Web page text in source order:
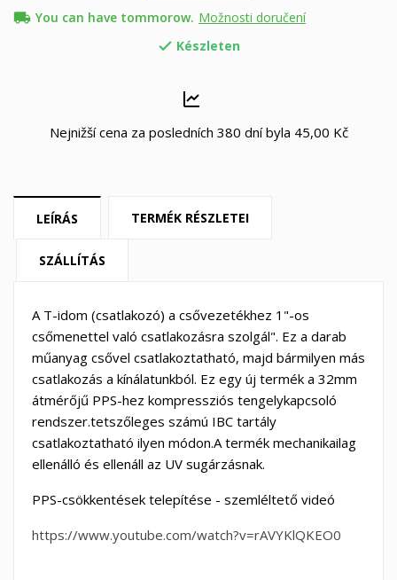
local_shipping You can have tommorow. Možnosti doručení
 Készleten
Nejnižší cena za posledních 380 dní byla 45,00 Kč
LEÍRÁS TERMÉK RÉSZLETEI
SZÁLLÍTÁS
A T-idom (csatlakozó) a csővezetékhez 1"-os
csőmenettel való csatlakozásra szolgál". Ez a darab
műanyag csővel csatlakoztatható, majd bármilyen más
csatlakozás a kínálatunkból. Ez egy új termék a 32mm
átmérőjű PPS-hez kompressziós tengelykapcsoló
rendszer.tetszőleges számú IBC tartály
csatlakoztatható ilyen módon.A termék mechanikailag
ellenálló és ellenáll az UV sugárzásnak.
PPS-csökkentések telepítése - szemléltető videó
https://www.youtube.com/watch?v=rAVYKlQKEO0